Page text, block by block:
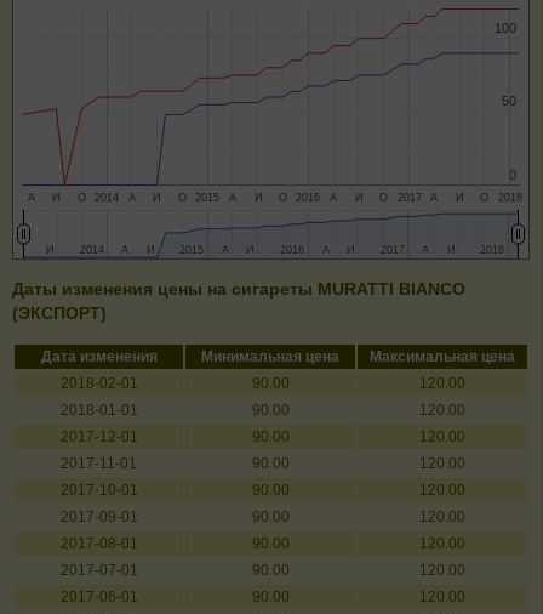
2014 2015 2016 2017 2018
А И О А И О А И О А И О А И О
0
0
50
50
100
100
2014
2014 2015
2015 2016
2016 2017
2017 2018
2018
ИИ А
А ИИ А
А ИИ А
А ИИ А
А ИИ
Даты изменения цены на сигареты MURATTI BIANCO
(ЭКСПОРТ)
Дата изменения Минимальная цена
Максимальная цена
2018-02-01
90.00
120.00
2018-01-01
90.00
120.00
2017-12-01
90.00
120.00
2017-11-01
90.00
120.00
2017-10-01
90.00
120.00
2017-09-01
90.00
120.00
2017-08-01
90.00
120.00
2017-07-01
90.00
120.00
2017-06-01
90.00
120.00